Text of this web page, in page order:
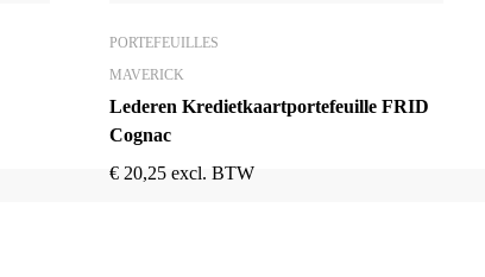
PORTEFEUILLES
MAVERICK
Lederen Kredietkaartportefeuille FRID
Cognac
€ 20,25 excl. BTW